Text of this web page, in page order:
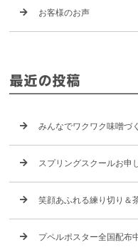
お客様のお声
最近の投稿
みんなでワクワク味噌づ
スプリングスクールお申
笑顔あふれる練り切り＆
プペルポスター全国配布